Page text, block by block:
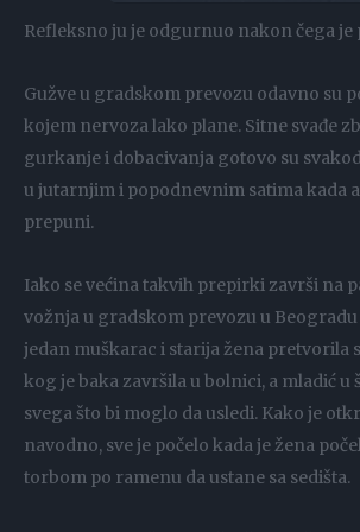
Refleksno ju je odgurnuo nakon čega je
Gužve u gradskom prevozu odavno su
kojem nervoza lako plane. Sitne svađe
gurkanje i dobacivanja gotovo su
u jutarnjim i popodnevnim satima kada
prepuni.
Iako se većina takvih prepirki završi na
vožnja u gradskom prevozu u Beogradu
jedan muškarac i starija žena pretvorila
kog je baka završila u bolnici, a mladić u
svega što bi moglo da usledi. Kako je
navodno, sve je počelo kada je žena
torbom po ramenu da ustane sa sedišta.